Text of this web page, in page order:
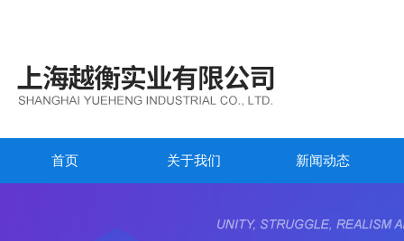
首页 关于我们 新闻动态